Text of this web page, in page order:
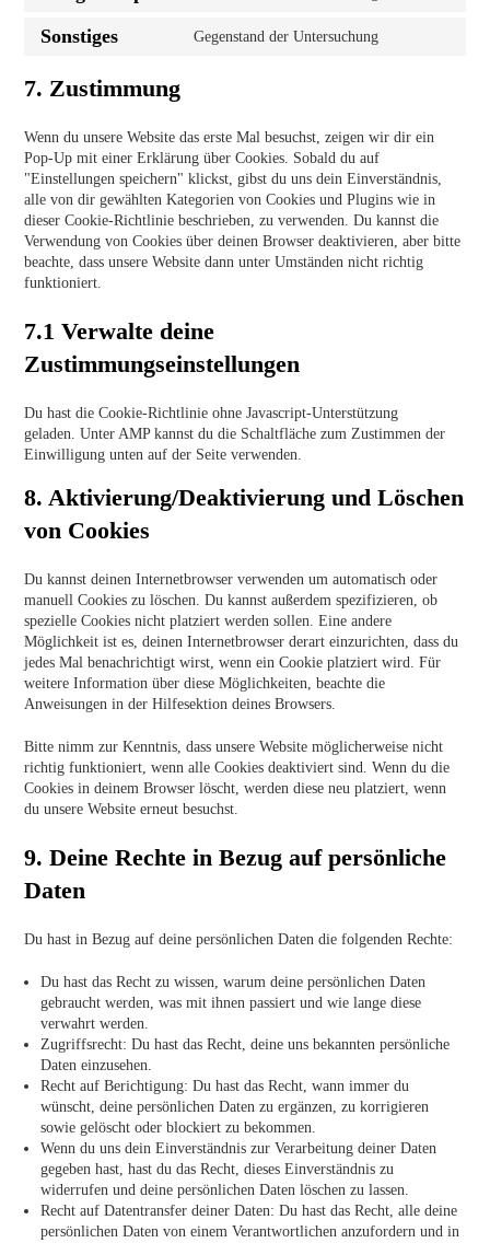
Sonstiges Gegenstand der Untersuchung
7. Zustimmung
Wenn du unsere Website das erste Mal besuchst, zeigen wir dir ein
Pop-Up mit einer Erklärung über Cookies. Sobald du auf
"Einstellungen speichern" klickst, gibst du uns dein Einverständnis,
alle von dir gewählten Kategorien von Cookies und Plugins wie in
dieser Cookie-Richtlinie beschrieben, zu verwenden. Du kannst die
Verwendung von Cookies über deinen Browser deaktivieren, aber bitte
beachte, dass unsere Website dann unter Umständen nicht richtig
funktioniert.
7.1 Verwalte deine
Zustimmungseinstellungen
Du hast die Cookie-Richtlinie ohne Javascript-Unterstützung
geladen. Unter AMP kannst du die Schaltfläche zum Zustimmen der
Einwilligung unten auf der Seite verwenden.
8. Aktivierung/Deaktivierung und Löschen
von Cookies
Du kannst deinen Internetbrowser verwenden um automatisch oder
manuell Cookies zu löschen. Du kannst außerdem spezifizieren, ob
spezielle Cookies nicht platziert werden sollen. Eine andere
Möglichkeit ist es, deinen Internetbrowser derart einzurichten, dass du
jedes Mal benachrichtigt wirst, wenn ein Cookie platziert wird. Für
weitere Information über diese Möglichkeiten, beachte die
Anweisungen in der Hilfesektion deines Browsers.
Bitte nimm zur Kenntnis, dass unsere Website möglicherweise nicht
richtig funktioniert, wenn alle Cookies deaktiviert sind. Wenn du die
Cookies in deinem Browser löscht, werden diese neu platziert, wenn
du unsere Website erneut besuchst.
9. Deine Rechte in Bezug auf persönliche
Daten
Du hast in Bezug auf deine persönlichen Daten die folgenden Rechte:
Du hast das Recht zu wissen, warum deine persönlichen Daten
gebraucht werden, was mit ihnen passiert und wie lange diese
verwahrt werden.
Zugriffsrecht: Du hast das Recht, deine uns bekannten persönliche
Daten einzusehen.
Recht auf Berichtigung: Du hast das Recht, wann immer du
wünscht, deine persönlichen Daten zu ergänzen, zu korrigieren
sowie gelöscht oder blockiert zu bekommen.
Wenn du uns dein Einverständnis zur Verarbeitung deiner Daten
gegeben hast, hast du das Recht, dieses Einverständnis zu
widerrufen und deine persönlichen Daten löschen zu lassen.
Recht auf Datentransfer deiner Daten: Du hast das Recht, alle deine
persönlichen Daten von einem Verantwortlichen anzufordern und in